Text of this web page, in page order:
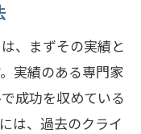
、まずその実績と
実績のある専門家
成功を収めている
は、過去のクライ